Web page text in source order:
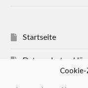
Cookie-
Startseite